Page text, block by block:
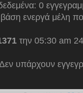
0
ενεργά μέλη
την 05:30 am
υπάρχουν